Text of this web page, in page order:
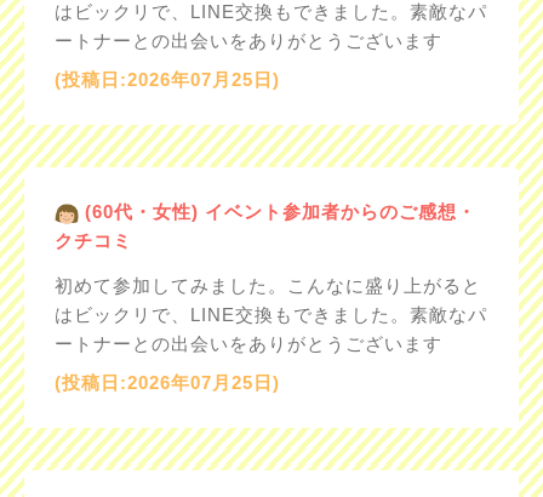
はビックリで、LINE交換もできました。素敵なパ
ートナーとの出会いをありがとうございます
(投稿日:2026年07月25日)
(60代・女性) イベント参加者からのご感想・
クチコミ
初めて参加してみました。こんなに盛り上がると
はビックリで、LINE交換もできました。素敵なパ
ートナーとの出会いをありがとうございます
(投稿日:2026年07月25日)